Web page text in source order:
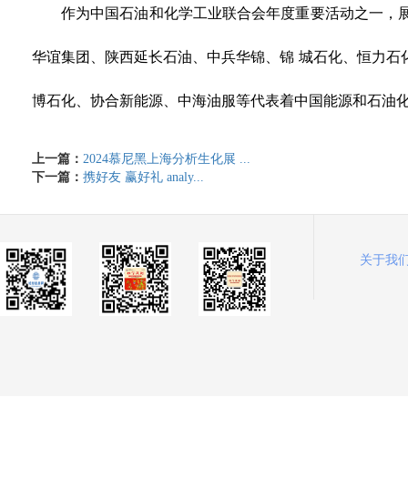
作为中国石油和化学工业联合会年度重要活动之一
华谊集团、陕西延长石油、中兵华锦、锦 城石化、恒力
博石化、协合新能源、中海油服等代表着中国能源和石油
上一篇： 2024慕尼黑上海分析生化展 ...
下一篇： ​携好友 赢好礼 analy...
关于我